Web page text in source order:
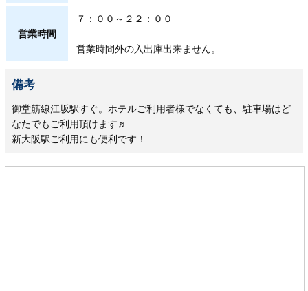
営業時間
７：００～２２：００
営業時間外の入出庫出来ません。
備考
御堂筋線江坂駅すぐ。ホテルご利用者様でなくても、駐車場はど
なたでもご利用頂けます♬
新大阪駅ご利用にも便利です！